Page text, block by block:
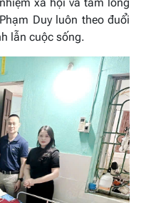
Duy luôn theo đuổi
lẫn cuộc sống.